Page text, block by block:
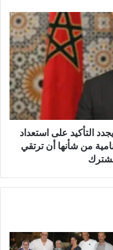
الملك يجدد التأكيد على استعداد
من شأنها أن ترتقي